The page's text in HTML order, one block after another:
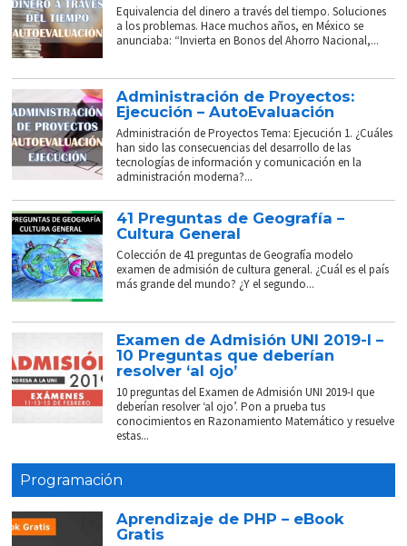
Equivalencia del dinero a través del tiempo. Soluciones
a los problemas. Hace muchos años, en México se
anunciaba: “Invierta en Bonos del Ahorro Nacional,...
Administración de Proyectos:
Ejecución – AutoEvaluación
Administración de Proyectos Tema: Ejecución 1. ¿Cuáles
han sido las consecuencias del desarrollo de las
tecnologías de información y comunicación en la
administración moderna?...
41 Preguntas de Geografía –
Cultura General
Colección de 41 preguntas de Geografía modelo
examen de admisión de cultura general. ¿Cuál es el país
más grande del mundo? ¿Y el segundo...
Examen de Admisión UNI 2019-I –
10 Preguntas que deberían
resolver ‘al ojo’
10 preguntas del Examen de Admisión UNI 2019-I que
deberían resolver ‘al ojo’. Pon a prueba tus
conocimientos en Razonamiento Matemático y resuelve
estas...
Programación
Aprendizaje de PHP – eBook
Gratis